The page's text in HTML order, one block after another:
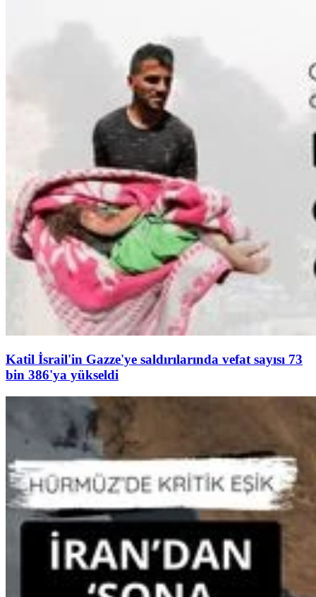
Katil İsrail'in Gazze'ye saldırılarında vefat sayısı 73
bin 386'ya yükseldi